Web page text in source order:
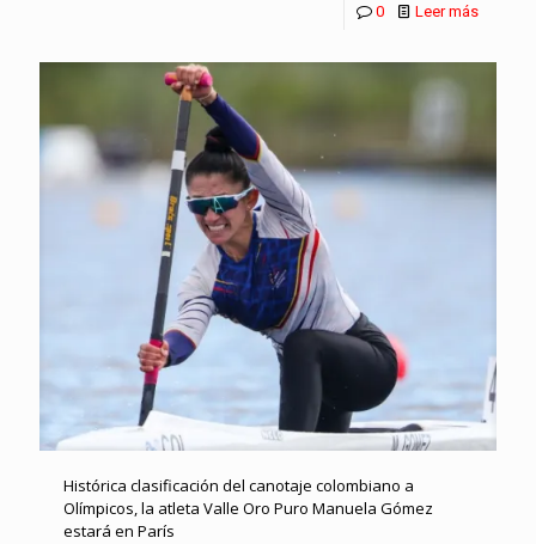
0 Leer más
Histórica clasificación del canotaje colombiano a
Olímpicos, la atleta Valle Oro Puro Manuela Gómez
estará en París